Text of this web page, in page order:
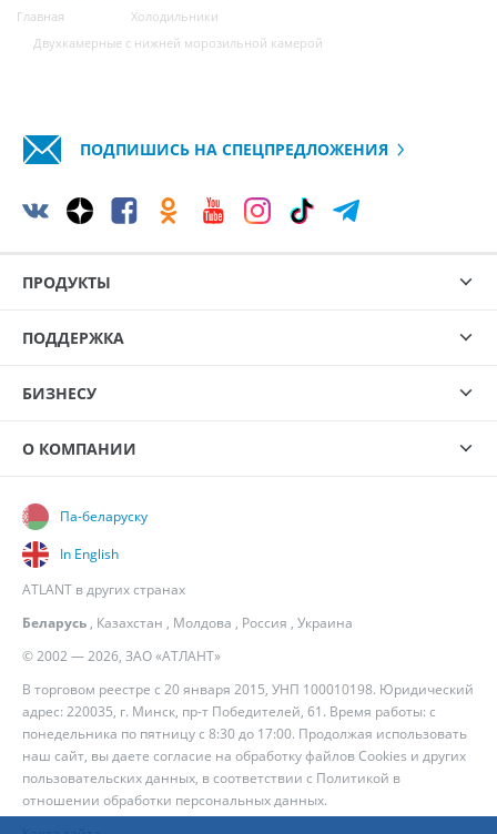
Главная
Холодильники
Двухкамерные с нижней морозильной камерой
ПОДПИШИСЬ НА СПЕЦПРЕДЛОЖЕНИЯ
ПРОДУКТЫ
ПОДДЕРЖКА
БИЗНЕСУ
О КОМПАНИИ
© 2002 — 2026, ЗАО «АТЛАНТ»
В торговом реестре с 20 января 2015, УНП 100010198. Юридический
адрес: 220035, г. Минск, пр-т Победителей, 61. Время работы: с
понедельника по пятницу с 8:30 до 17:00. Продолжая использовать
наш сайт, вы даете согласие на обработку файлов Cookies и других
пользовательских данных, в соответствии с Политикой в
отношении обработки персональных данных.
Па-беларуску
In English
ATLANT в других странах
Беларусь , Казахстан , Молдова , Россия , Украина